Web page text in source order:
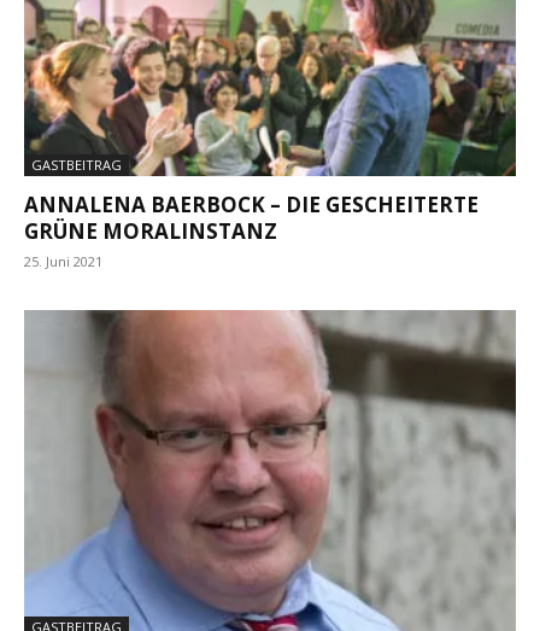
GASTBEITRAG
ANNALENA BAERBOCK – DIE GESCHEITERTE
GRÜNE MORALINSTANZ
25. Juni 2021
GASTBEITRAG